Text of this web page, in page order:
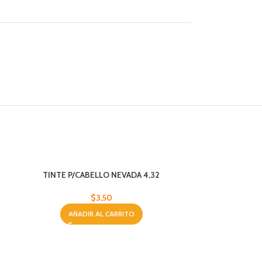
TINTE P/CABELLO NEVADA 4,32
$3,50
AÑADIR AL CARRITO